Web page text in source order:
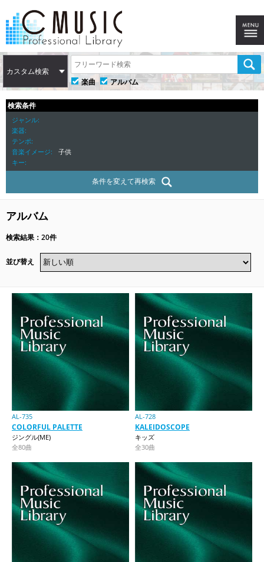
カスタム検索
楽曲
アルバム
検索条件
ジャンル
楽器
テンポ
音楽イメージ
子供
キー
条件を変えて再検索
アルバム
検索結果：20件
並び替え
AL-735
COLORFUL PALETTE
ジングル(ME)
全80曲
AL-728
KALEIDOSCOPE
キッズ
全30曲